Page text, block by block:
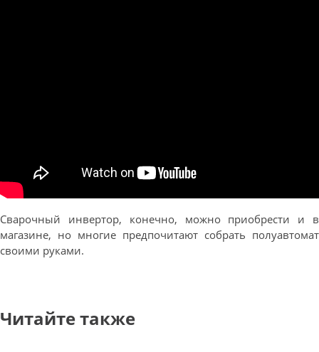
Сварочный инвертор, конечно, можно приобрести и в
магазине, но многие предпочитают собрать полуавтомат
своими руками.
Читайте также